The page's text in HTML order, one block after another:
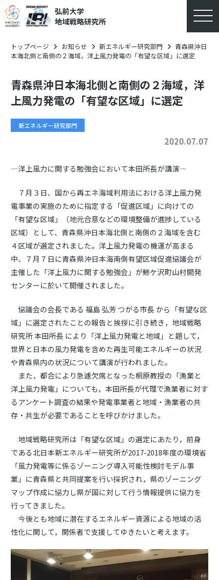
弘前大学
地域戦略研究所
トップページ お知らせ 新エネルギー研究部門
青森県沖日
本海北側と南側の２海域，洋上風力発電の「有望な区域」に選定
青森県沖日本海北側と南側の２海域，洋
上風力発電の「有望な区域」に選定
新エネルギー研究部門
2020.07.07
―洋上風力に関する勉強会において本田所長が講演―
７月３日、国から再エネ海域利用法における洋上風力発
電事業の実施のために指定する「促進区域」に向けての
「有望な区域」（地元合意などの環境整備が進捗している
区域）として、青森県沖日本海北側と南側の２海域を含む
４区域が選定されました。洋上風力発電の機運が高まる
中、７月７日に青森県沖日本海南側有望区域促進協議会が
主催した「洋上風力に関する勉強会」が鯵ケ沢町山村開発
センターに於いて開催されました。
協議会の会長である 福島 弘芳 つがる市長 から「有望な区
域」に選定されたことの報告と挨拶に引き続き，地域戦略
研究所 本田所長 により「洋上風力発電と地域」と題して，
世界と日本の風力発電を含めた再生可能エネルギーの状況
や青森県内の状況について講演が行われました。
また，都合により急遽欠席となった桐原教授の「漁業と
洋上風力発電」についても，本田所長が代理で漁業者に対す
るアンケート調査の結果や発電事業者と地域・漁業者の共
存・共生が必要であることを呼びかけました。
地域戦略研究所は「有望な区域」の選定にあたり，前身
である北日本新エネルギー研究所が2017-2018年度の環境省
「風力発電等に係るゾーニング導入可能性検討モデル事
業」に青森県と共同提案を行い採択され，県のゾーニング
マップ作成に協力し県が国に対して行う情報提供に協力を
行ってきました。
今後とも地域に潜在するエネルギー資源による地域の活
性化に関して，関係者で支援してゆきたいと考えます。